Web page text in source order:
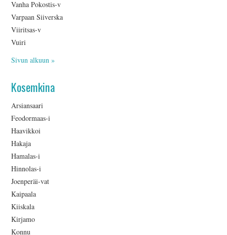
Vanha Pokostis-v
Varpaan Siiverska
Viiritsas-v
Vuiri
Sivun alkuun »
Kosemkina
Arsiansaari
Feodormaas-i
Haavikkoi
Hakaja
Hamalas-i
Hinnolas-i
Joenperäi-vat
Kaipaala
Kiiskala
Kirjamo
Konnu